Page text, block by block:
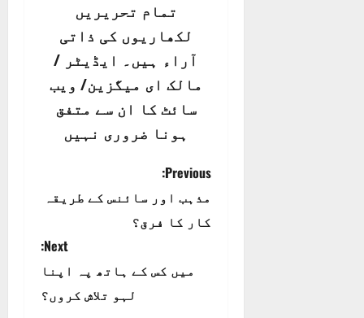
تمام تحریریں
لکھاریوں کی ذاتی
آراء ہیں۔ ایڈیٹر /
مالک ای میگزین/ ویب
سائٹ کا ان سے متفق
ہونا ضروری نہیں
P
o
Previous:
مذہب اور سائنس کے طریقہ
کار کا فرق؟
Next:
میں کس کے ہاتھ پہ اپنا
لہو تلاش کروں؟